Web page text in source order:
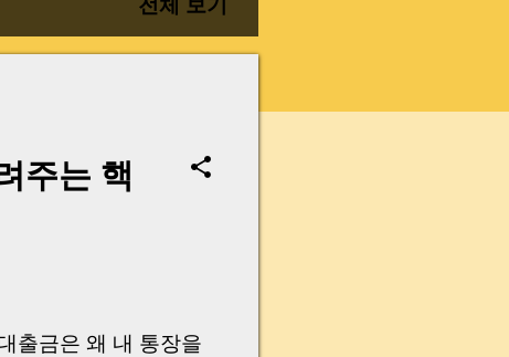
전체 보기
주는 핵
출금은 왜 내 통장을